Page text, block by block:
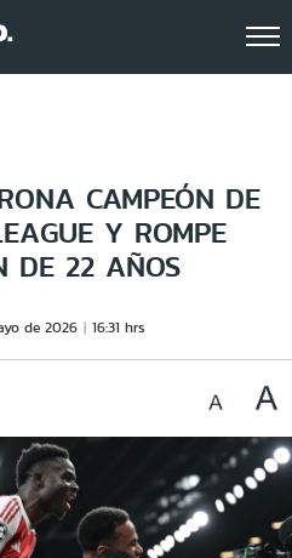
CAMPEÓN DE
Y ROMPE
DE 22 AÑOS
de 2026 16:31 hrs